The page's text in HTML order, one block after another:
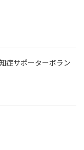
症サポーターボラン